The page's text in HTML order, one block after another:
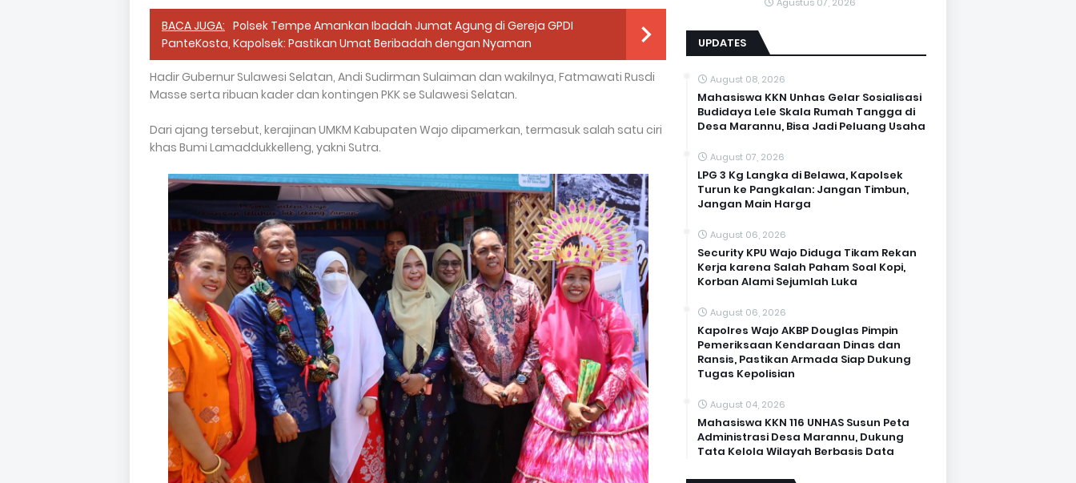
BACA JUGA: Polsek Tempe Amankan Ibadah Jumat Agung di Gereja GPDI
PanteKosta, Kapolsek: Pastikan Umat Beribadah dengan Nyaman
Hadir Gubernur Sulawesi Selatan, Andi Sudirman Sulaiman dan wakilnya, Fatmawati Rusdi
Masse serta ribuan kader dan kontingen PKK se Sulawesi Selatan.
Dari ajang tersebut, kerajinan UMKM Kabupaten Wajo dipamerkan, termasuk salah satu ciri
khas Bumi Lamaddukkelleng, yakni Sutra.
UPDATES
August 08, 2026
Mahasiswa KKN Unhas Gelar Sosialisasi
Budidaya Lele Skala Rumah Tangga di
Desa Marannu, Bisa Jadi Peluang Usaha
August 07, 2026
LPG 3 Kg Langka di Belawa, Kapolsek
Turun ke Pangkalan: Jangan Timbun,
Jangan Main Harga
August 06, 2026
Security KPU Wajo Diduga Tikam Rekan
Kerja karena Salah Paham Soal Kopi,
Korban Alami Sejumlah Luka
August 06, 2026
Kapolres Wajo AKBP Douglas Pimpin
Pemeriksaan Kendaraan Dinas dan
Ransis, Pastikan Armada Siap Dukung
Tugas Kepolisian
August 04, 2026
Mahasiswa KKN 116 UNHAS Susun Peta
Administrasi Desa Marannu, Dukung
Tata Kelola Wilayah Berbasis Data